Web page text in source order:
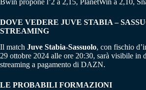
Bwin propone l’2 a 2,15, PlanetWin a 2,10,
DOVE VEDERE JUVE STABIA –
STREAMING
Il match Juve Stabia-Sassuolo, con fischio
29 ottobre 2024 alle ore 20:30, sarà visibile in
streaming a pagamento di DAZN.
LE PROBABILI FORMAZIONI